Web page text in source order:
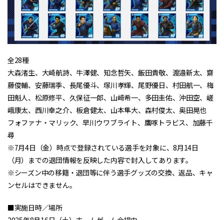
全28種
大森渚生、大崎航詩、牛澤健、知念哲矢、飯田貴敬、渡邉新太、齋
藤俊輔、安藤瑞季、長尾優斗、塚川孝輝、尾野優日、村田航一、梅
田魁人、松原修平、久保征一郎、山﨑希一、多田圭佑、沖田空、嵯
峨康太、西川幸之介、板倉健太、山本隼大、森村俊太、奥田晃也
フォファナ・マリック、早川ウワブライト、鷹啄トラビス、加藤千
尋
※7月4日（金）時点で登録されている選手を対象に、8月14日
（月）までの退団情報を反映した内容で封入してあります。
※シーズン中の移籍・退団等に伴う選手グッズの交換、返品、キャ
ンセルはできません。
■実施日時／場所